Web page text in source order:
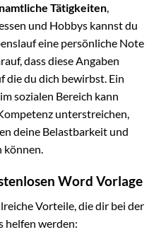
Tätigkeiten,
und Hobbys kannst du
eine persönliche Note
dass diese Angaben
die du dich bewirbst. Ein
sozialen Bereich kann
unterstreichen,
deine Belastbarkeit und
können.
Word Vorlage
Vorteile, die dir bei der
helfen werden: